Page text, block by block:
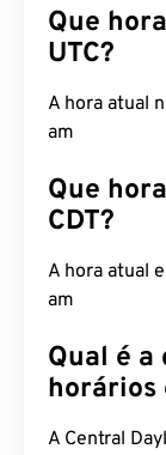
Que
UTC?
A hora atual
am
Que
CDT?
A hora atual
am
Qual é a
horários
A Central